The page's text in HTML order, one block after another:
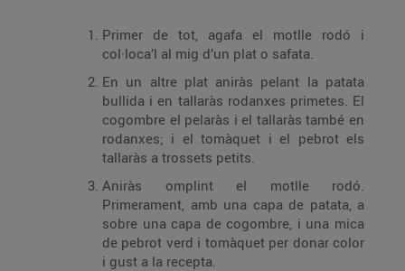
Primer de tot, agafa el motlle rodó i
col·loca’l al mig d’un plat o safata.
En un altre plat aniràs pelant la patata
bullida i en tallaràs rodanxes primetes. El
cogombre el pelaràs i el tallaràs també en
rodanxes; i el tomàquet i el pebrot els
tallaràs a trossets petits.
Aniràs omplint el motlle rodó.
Primerament, amb una capa de patata, a
sobre una capa de cogombre, i una mica
de pebrot verd i tomàquet per donar color
i gust a la recepta.